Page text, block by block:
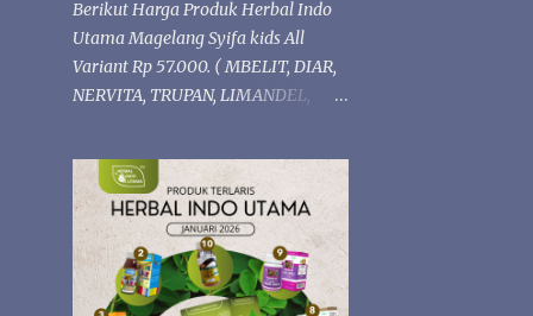
Berikut Harga Produk Herbal Indo
Utama Magelang Syifa kids All
Variant Rp 57.000. ( MBELIT, DIAR,
NERVITA, TRUPAN, LIMANDEL,
VITANGIN, FLUBA). kECUALI Syifaa
kids Propolis Rp 68.000 Produk
Herbal formulasi Diacarehiu | Rp.
74.000 (Herbal untuk Diabetes )
Gastrohiu | Rp. 68.000 (Herbal